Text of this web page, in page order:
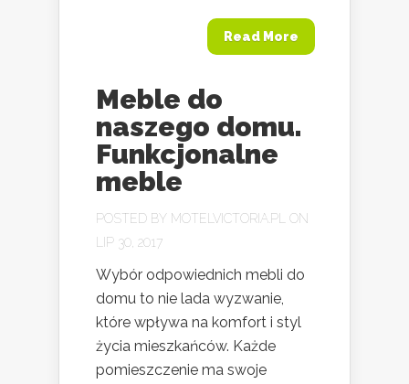
Read More
Meble do
naszego domu.
Funkcjonalne
meble
POSTED BY MOTELVICTORIA.PL ON
LIP 30, 2017
Wybór odpowiednich mebli do
domu to nie lada wyzwanie,
które wpływa na komfort i styl
życia mieszkańców. Każde
pomieszczenie ma swoje